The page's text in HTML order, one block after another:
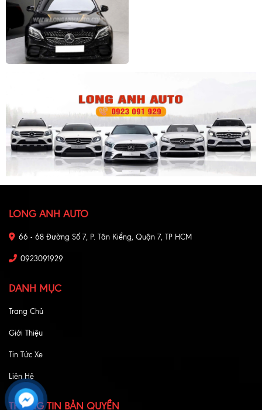
LONG ANH AUTO
66 - 68 Đường Số 7, P. Tân Kiểng, Quận 7, TP HCM
0923091929
DANH MỤC
Trang Chủ
Giới Thiệu
Tin Tức Xe
Liên Hệ
THÔNG TIN BẢN QUYỀN